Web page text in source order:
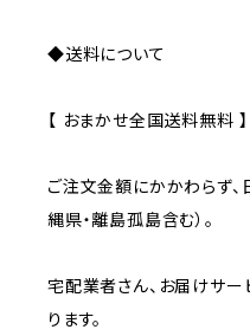
◆送料について
【 おまかせ全国送料無料 】
ご注文金額にかかわらず
縄県・離島孤島含む）。
宅配業者さん、お届けサ
ります。